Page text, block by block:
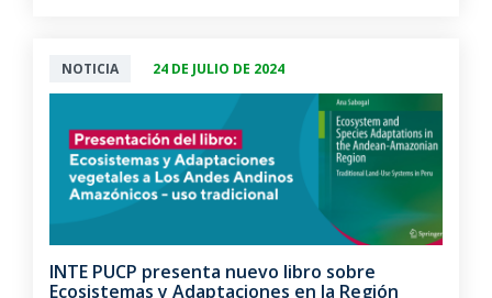
NOTICIA 24 DE JULIO DE 2024
INTE PUCP presenta nuevo libro sobre
Ecosistemas y Adaptaciones en la Región